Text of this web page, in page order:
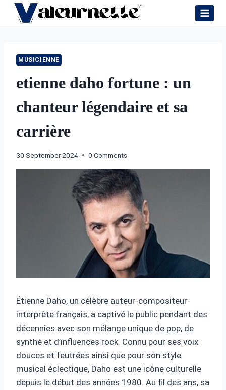
Skip
MUSICIENNE
etienne daho fortune : un
chanteur légendaire et sa
carrière
30 September 2024 0 Comments
Étienne Daho, un célèbre auteur-compositeur-
interprète français, a captivé le public pendant des
décennies avec son mélange unique de pop, de
synthé et d’influences rock. Connu pour ses voix
douces et feutrées ainsi que pour son style
musical éclectique, Daho est une icône culturelle
depuis le début des années 1980. Au fil des ans, sa